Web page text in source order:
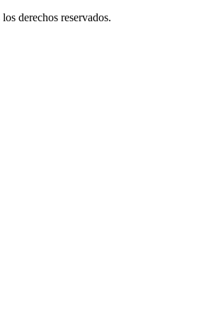
derechos reservados.